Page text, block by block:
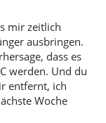
mir zeitlich
ausbringen.
dass es
werden. Und du
entfernt, ich
Woche